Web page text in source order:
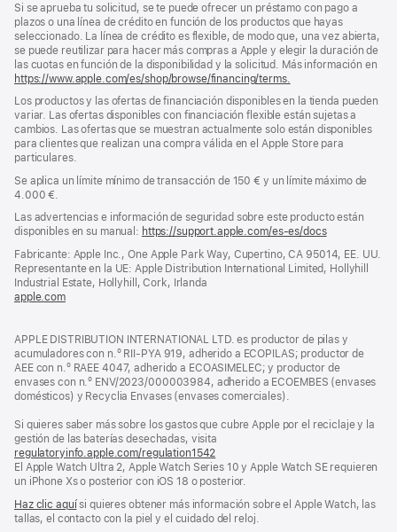
Si se aprueba tu solicitud, se te puede ofrecer un préstamo con pago a
plazos o una línea de crédito en función de los productos que hayas
seleccionado. La línea de crédito es flexible, de modo que, una vez abierta,
se puede reutilizar para hacer más compras a Apple y elegir la duración de
las cuotas en función de la disponibilidad y la solicitud. Más información en
https://www.apple.com/es/shop/browse/financing/terms.
Los productos y las ofertas de financiación disponibles en la tienda pueden
variar. Las ofertas disponibles con financiación flexible están sujetas a
cambios. Las ofertas que se muestran actualmente solo están disponibles
para clientes que realizan una compra válida en el Apple Store para
particulares.
Se aplica un límite mínimo de transacción de 150 € y un límite máximo de
4.000 €.
Las advertencias e información de seguridad sobre este producto están
disponibles en su manual: https://support.apple.com/es-es/docs(se
en
una
Fabricante: Apple Inc., One Apple Park Way, Cupertino, CA 95014, EE. UU.
Representante en la UE: Apple Distribution International Limited, Hollyhill
Industrial Estate, Hollyhill, Cork, Irlanda
apple.com(se
una
ventana
nueva)
APPLE DISTRIBUTION INTERNATIONAL LTD. es productor de pilas y
acumuladores con n.º RII-PYA 919, adherido a ECOPILAS; productor de
AEE con n.º RAEE 4047, adherido a ECOASIMELEC; y productor de
envases con n.º ENV/2023/000003984, adherido a ECOEMBES (envases
domésticos) y Recyclia Envases (envases comerciales).
Si quieres saber más sobre los gastos que cubre Apple por el reciclaje y la
gestión de las baterías desechadas, visita
regulatoryinfo.apple.com/regulation1542
abre
en
ventana
nueva)
El Apple Watch Ultra 2, Apple Watch Series 10 y Apple Watch SE requieren
un iPhone Xs o posterior con iOS 18 o posterior.
Haz clic aquísi quieres obtener más información sobre el Apple Watch, las
tallas, el contacto con la piel y el cuidado del reloj.